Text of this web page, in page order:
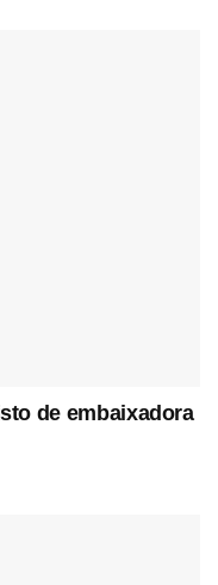
de embaixadora